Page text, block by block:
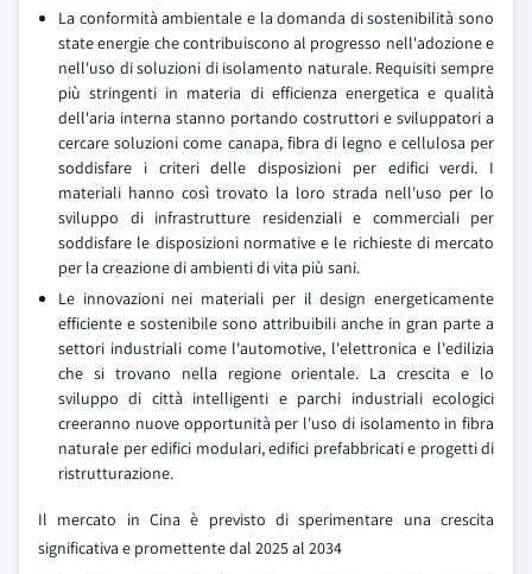
La conformità ambientale e la domanda di sostenibilità sono
state energie che contribuiscono al progresso nell'adozione e
nell'uso di soluzioni di isolamento naturale. Requisiti sempre
più stringenti in materia di efficienza energetica e qualità
dell'aria interna stanno portando costruttori e sviluppatori a
cercare soluzioni come canapa, fibra di legno e cellulosa per
soddisfare i criteri delle disposizioni per edifici verdi. I
materiali hanno così trovato la loro strada nell'uso per lo
sviluppo di infrastrutture residenziali e commerciali per
soddisfare le disposizioni normative e le richieste di mercato
per la creazione di ambienti di vita più sani.
Le innovazioni nei materiali per il design energeticamente
efficiente e sostenibile sono attribuibili anche in gran parte a
settori industriali come l'automotive, l'elettronica e l'edilizia
che si trovano nella regione orientale. La crescita e lo
sviluppo di città intelligenti e parchi industriali ecologici
creeranno nuove opportunità per l'uso di isolamento in fibra
naturale per edifici modulari, edifici prefabbricati e progetti di
ristrutturazione.
Il mercato in Cina è previsto di sperimentare una crescita
significativa e promettente dal 2025 al 2034